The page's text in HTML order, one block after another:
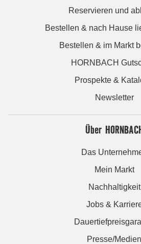
Reservieren und
Bestellen & nach Hause
Bestellen & im Markt
HORNBACH
Prospekte &
Newsletter
Über
Das
Mein Markt
Nachhaltigkeit
Jobs &
Presse/Medien